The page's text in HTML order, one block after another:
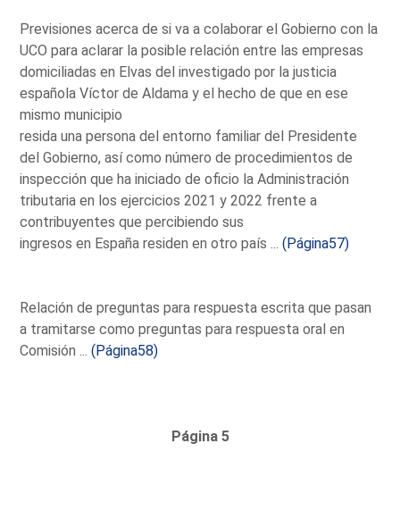
Previsiones acerca de si va a colaborar el Gobierno con la
UCO para aclarar la posible relación entre las empresas
domiciliadas en Elvas del investigado por la justicia
española Víctor de Aldama y el hecho de que en ese
mismo municipio
resida una persona del entorno familiar del Presidente
del Gobierno, así como número de procedimientos de
inspección que ha iniciado de oficio la Administración
tributaria en los ejercicios 2021 y 2022 frente a
contribuyentes que percibiendo sus
ingresos en España residen en otro país ...(Página57)
Relación de preguntas para respuesta escrita que pasan
a tramitarse como preguntas para respuesta oral en
Comisión ...(Página58)
Página 5